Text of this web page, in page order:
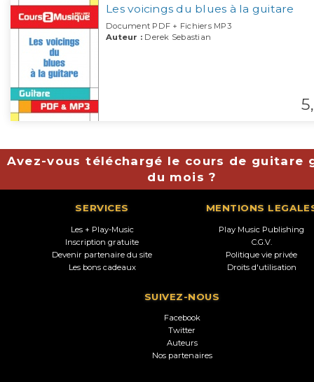
Les voicings du blues à la guitare
Document PDF + Fichiers MP3
Auteur : Derek Sebastian
5,
Avez-vous téléchargé le cours de guitare
du mois ?
SERVICES
Les + Play-Music
Inscription gratuite
Devenir partenaire du site
Les bons cadeaux
MENTIONS
Play Music Publishing
C.G.V.
Politique vie privée
Droits d'utilisation
SUIVEZ-NOUS
Facebook
Twitter
Auteurs
Nos partenaires